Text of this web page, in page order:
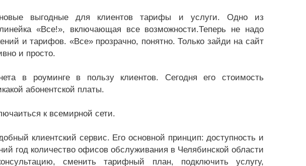
выгодные для клиентов тарифы и услуги. Одно из
«Все!», включающая все возможности.Теперь не надо
и тарифов. «Все» прозрачно, понятно. Только зайди на сайт
и просто.
в роуминге в пользу клиентов. Сегодня его стоимость
абонентской платы.
к всемирной сети.
клиентский сервис. Его основной принцип: доступность и
год количество офисов обслуживания в Челябинской области
сменить тарифный план, подключить услугу,